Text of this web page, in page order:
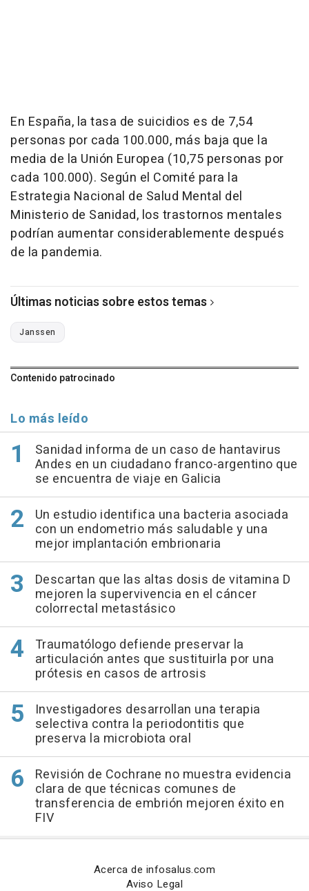
En España, la tasa de suicidios es de 7,54
personas por cada 100.000, más baja que la
media de la Unión Europea (10,75 personas por
cada 100.000). Según el Comité para la
Estrategia Nacional de Salud Mental del
Ministerio de Sanidad, los trastornos mentales
podrían aumentar considerablemente después
de la pandemia.
Últimas noticias sobre estos temas
Janssen
Contenido patrocinado
Lo más leído
Sanidad informa de un caso de hantavirus
Andes en un ciudadano franco-argentino que
se encuentra de viaje en Galicia
Un estudio identifica una bacteria asociada
con un endometrio más saludable y una
mejor implantación embrionaria
Descartan que las altas dosis de vitamina D
mejoren la supervivencia en el cáncer
colorrectal metastásico
Traumatólogo defiende preservar la
articulación antes que sustituirla por una
prótesis en casos de artrosis
Investigadores desarrollan una terapia
selectiva contra la periodontitis que
preserva la microbiota oral
Revisión de Cochrane no muestra evidencia
clara de que técnicas comunes de
transferencia de embrión mejoren éxito en
FIV
Acerca de infosalus.com
Aviso Legal